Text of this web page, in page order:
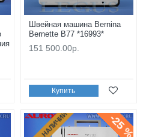
Швейная машина Bernina
Bernette B77 *16993*
151 500.00р.
Купить
-25 %